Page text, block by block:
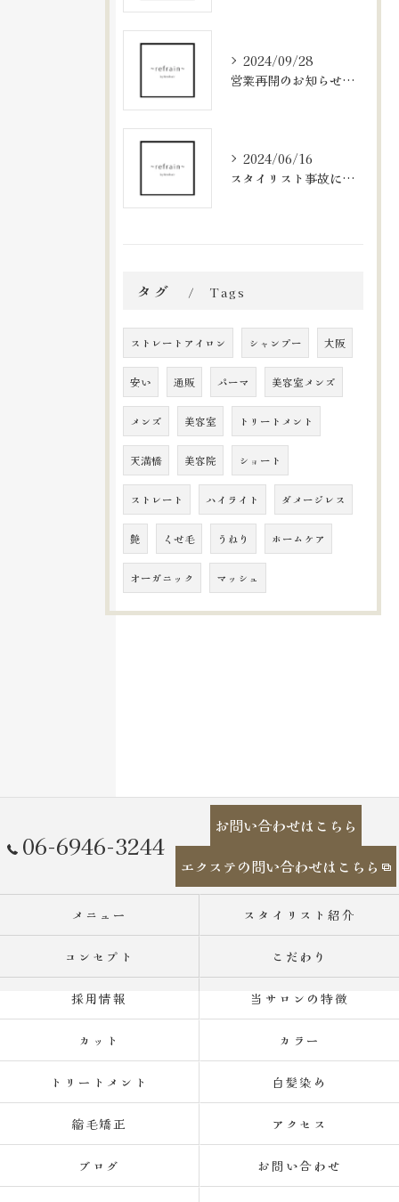
2024/09/28
営業再開のお知らせと新メニューのご案内
2024/06/16
スタイリスト事故に関するお知らせとお詫び
タグ Tags
ストレートアイロン シャンプー 大阪
安い 通販 パーマ 美容室メンズ
メンズ 美容室 トリートメント
天満橋 美容院 ショート
ストレート ハイライト ダメージレス
艶 くせ毛 うねり ホームケア
オーガニック マッシュ
06-6946-3244
お問い合わせはこちら
エクステの問い合わせはこちら
メニュー スタイリスト紹介
コンセプト こだわり
採用情報 当サロンの特徴
カット カラー
トリートメント 白髪染め
縮毛矯正 アクセス
ブログ お問い合わせ